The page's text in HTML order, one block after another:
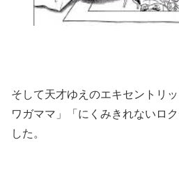
そして天才ゆえのエキセントリ
ワガママ」「にくみきれないロ
した。